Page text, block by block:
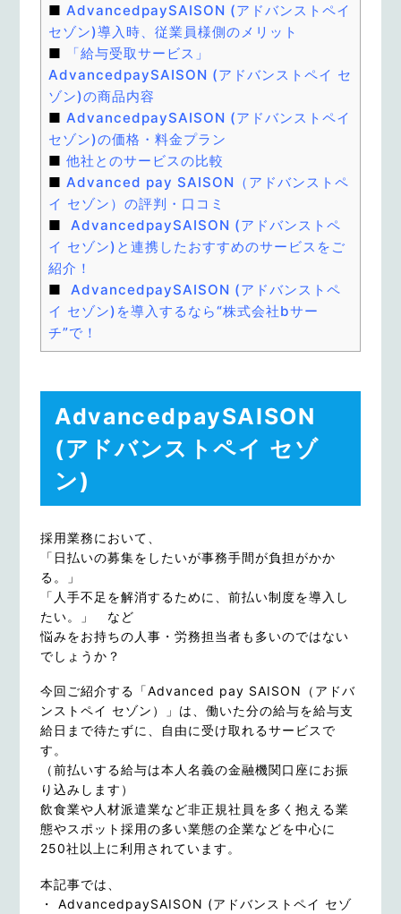
AdvancedpaySAISON (アドバンストペイ
セゾン)導入時、従業員様側のメリット
「給与受取サービス」
AdvancedpaySAISON (アドバンストペイ セ
ゾン)の商品内容
AdvancedpaySAISON (アドバンストペイ
セゾン)の価格・料金プラン
他社とのサービスの比較
Advanced pay SAISON（アドバンストペ
イ セゾン）の評判・口コミ
AdvancedpaySAISON (アドバンストペ
イ セゾン)と連携したおすすめのサービスをご
紹介！
AdvancedpaySAISON (アドバンストペ
イ セゾン)を導入するなら“株式会社bサー
チ”で！
AdvancedpaySAISON
(アドバンストペイ セゾ
ン)
採用業務において、
「日払いの募集をしたいが事務手間が負担がかか
る。」
「人手不足を解消するために、前払い制度を導入し
たい。」 など
悩みをお持ちの人事・労務担当者も多いのではない
でしょうか？
今回ご紹介する「Advanced pay SAISON（アドバ
ンストペイ セゾン）」は、働いた分の給与を給与支
給日まで待たずに、自由に受け取れるサービスで
す。
（前払いする給与は本人名義の金融機関口座にお振
り込みします）
飲食業や人材派遣業など非正規社員を多く抱える業
態やスポット採用の多い業態の企業などを中心に
250社以上に利用されています。
本記事では、
・ AdvancedpaySAISON (アドバンストペイ セゾ